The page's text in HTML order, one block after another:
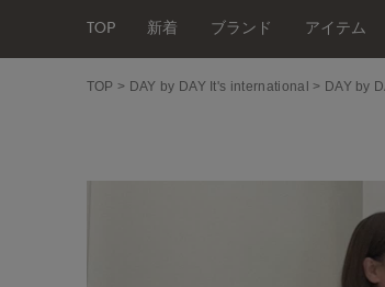
TOP 新着 ブランド アイテム
TOP DAY by DAY It's international DAY by